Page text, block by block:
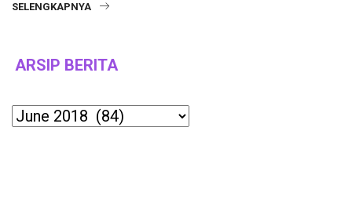
SELENGKAPNYA
ARSIP BERITA
Archives